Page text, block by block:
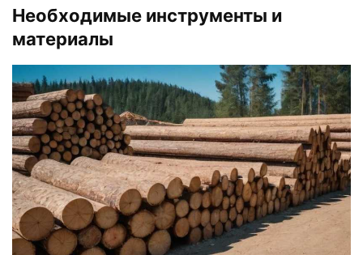
Необходимые инструменты и
материалы